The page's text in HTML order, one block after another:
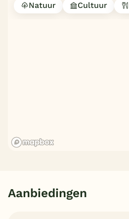
Natuur Cultuur
Aanbiedingen